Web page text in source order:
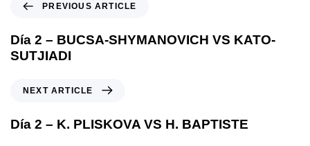
PREVIOUS ARTICLE
Día 2 – BUCSA-SHYMANOVICH VS KATO-
SUTJIADI
NEXT ARTICLE
Día 2 – K. PLISKOVA VS H. BAPTISTE